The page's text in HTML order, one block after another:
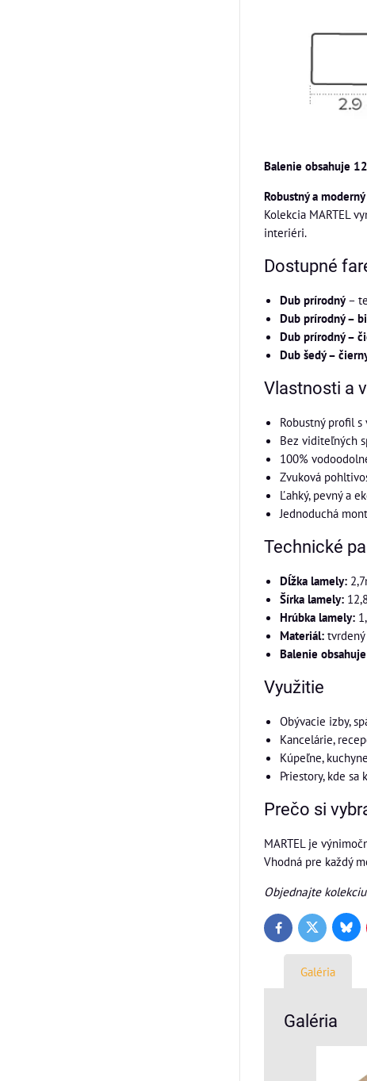
Balenie obsahuje
Robustný a
Kolekcia MARTEL
interiéri.
Dostupné
Dub prírodný–
Dub prírodný –
Dub prírodný –
Dub šedý –
Vlastnosti a
Robustný profil
Bez viditeľných
100%
Zvuková
Ľahký, pevný a
Jednoduchá
Technické
Dĺžka lamely:
Šírka lamely:
Hrúbka lamely:
Materiál:
Balenie
Využitie
Obývacie izby,
Kancelárie,
Kúpeľne,
Priestory, kde
Prečo si
MARTEL je
Vhodná pre každý
Objednajte
FacebookTwitter
Galéria
Galéria